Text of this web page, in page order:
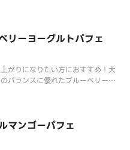
リーヨーグルトパフェ
がりになりたい方におすすめ！大
バランスに優れたブルーベリーと
マンゴーパフェ